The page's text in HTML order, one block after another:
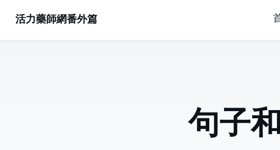
活力藥師網番外篇
句子